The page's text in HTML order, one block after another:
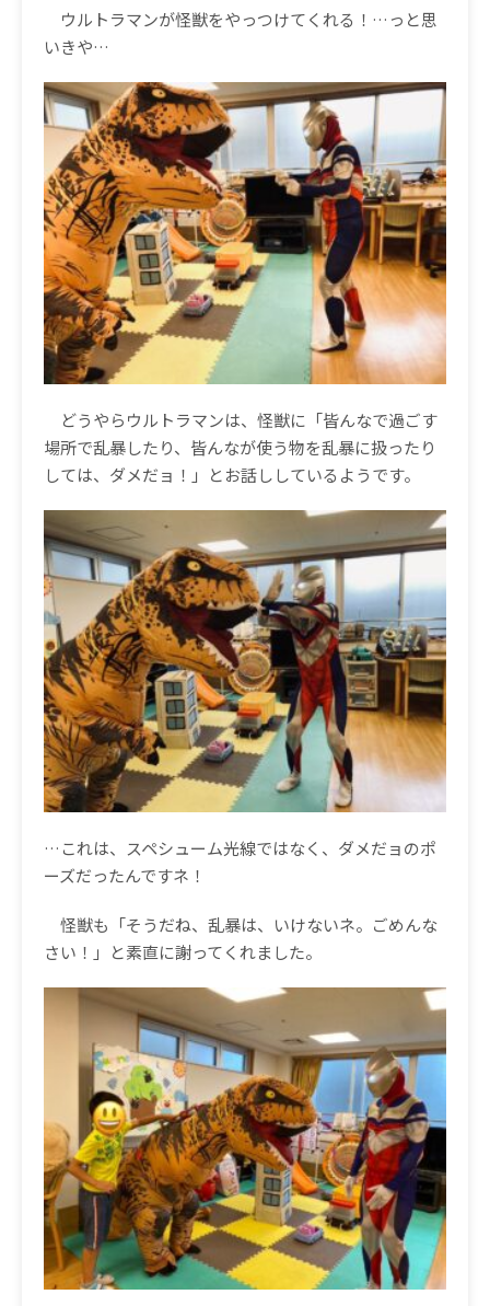
ウルトラマンが怪獣をやっつけてくれる！ … っと思
いきや…
どうやらウルトラマンは、怪獣に「皆んなで過ごす
場所で乱暴したり、皆んなが使う物を乱暴に扱ったり
しては、ダメだョ！」とお話ししているようです。
…これは、スペシューム光線ではなく、ダメだョのポ
ーズだったんですネ！
怪獣も「そうだね、乱暴は、いけないネ。ごめんな
さい！」と素直に謝ってくれました。